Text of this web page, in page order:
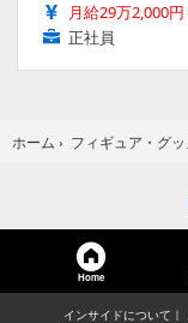
月給29万2,000
正社員
ホーム › フィギュア・グッ
Home
インサイドについて